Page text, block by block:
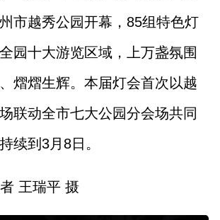
市越秀公园开幕，85组特色灯
园十大游览区域，上万盏氛围
熠熠生辉。本届灯会首次以越
联动全市七大公园分会场共同
续到3月8日。
王瑞平 摄